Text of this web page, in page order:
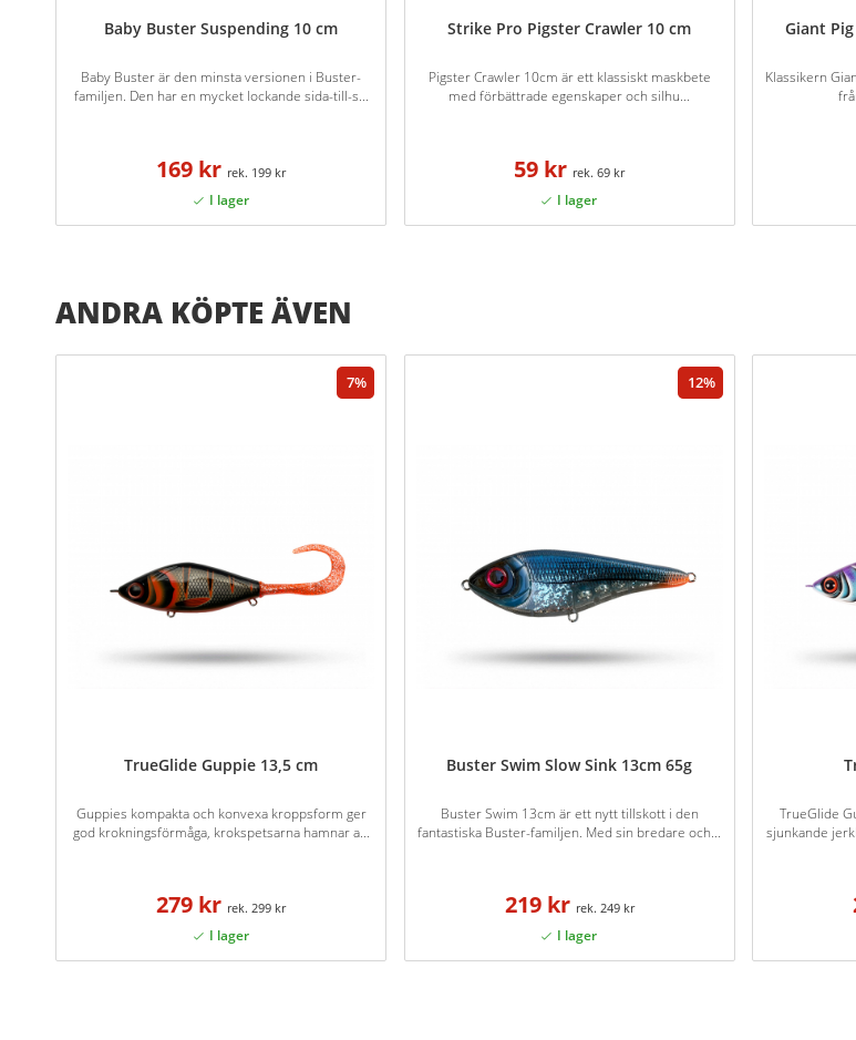
Baby Buster Suspending 10 cm
Baby Buster är den minsta versionen i Buster-
familjen. Den har en mycket lockande sida-till-s...
169 kr 199 kr
Strike Pro Pigster Crawler 10 cm
Pigster Crawler 10cm är ett klassiskt maskbete
med förbättrade egenskaper och silhu...
59 kr 69 kr
Giant
Klassikern
ANDRA KÖPTE ÄVEN
7
TrueGlide Guppie 13,5 cm
Guppies kompakta och konvexa kroppsform ger
god krokningsförmåga, krokspetsarna hamnar a...
279 kr 299 kr
12
Buster Swim Slow Sink 13cm 65g
Buster Swim 13cm är ett nytt tillskott i den
fantastiska Buster-familjen. Med sin bredare och...
219 kr 249 kr
TrueGlide
sjunkande